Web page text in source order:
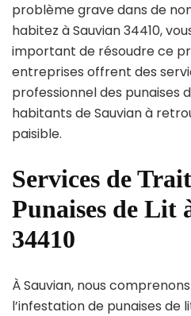
problème grave dans de
habitez à Sauvian 34410,
important de résoudre ce
entreprises offrent des
professionnel des punaises
habitants de Sauvian à
paisible.
Services de
Punaises de Lit
34410
À Sauvian, nous
l’infestation de punaises de